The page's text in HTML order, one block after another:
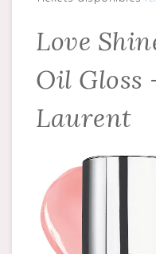
Love
Oil Gloss
Laurent